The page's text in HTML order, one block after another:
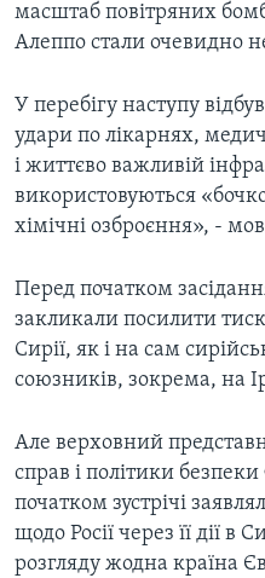
масштаб повітряних
Алеппо стали очевидно
У перебігу наступу
удари по лікарнях,
і життєво важливій
використовуються
хімічні озброєння», -
Перед початком
закликали посилити тиск
Сирії, як і на сам
союзників, зокрема, на
Але верховний
справ і політики безпеки
початком зустрічі
щодо Росії через її дії в
розгляду жодна країна